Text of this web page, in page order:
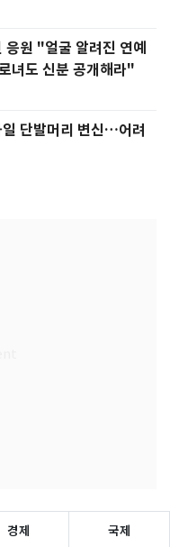
원 "얼굴 알려진 연예
녀도 신분 공개해라"
단발머리 변신…어려
경제 국제